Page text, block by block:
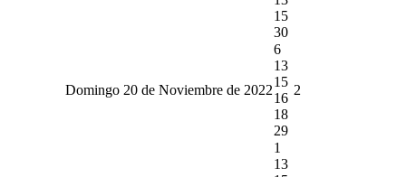
15
30
Domingo 20 de Noviembre de 2022
6
13
15
16
18
29
2
1
13